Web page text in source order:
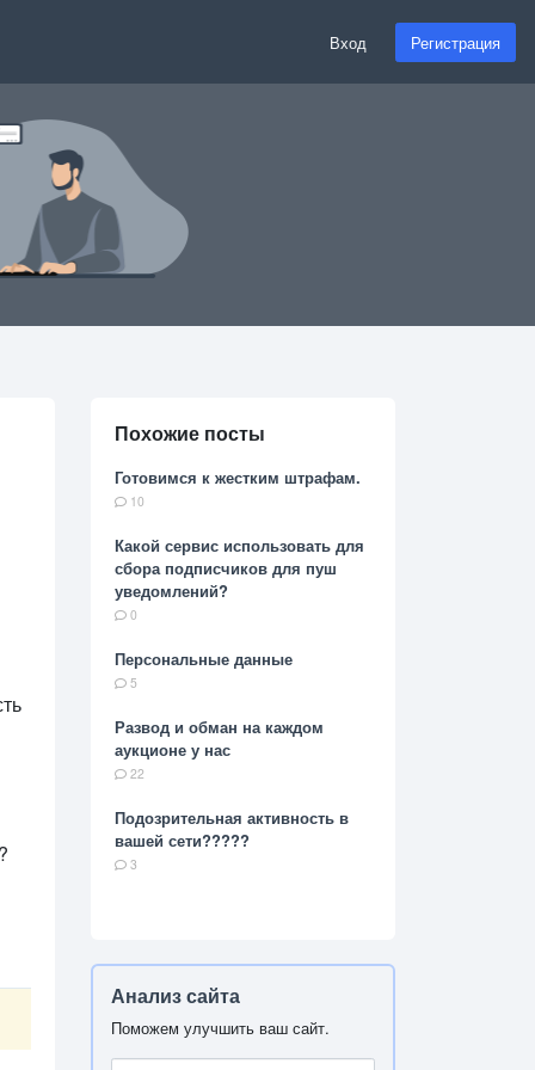
Вход Регистрация
Похожие посты
Готовимся к жестким штрафам.
10
Какой сервис использовать для
сбора подписчиков для пуш
уведомлений?
0
Персональные данные
5
Развод и обман на каждом
аукционе у нас
22
Подозрительная активность в
вашей сети?????
3
Анализ сайта
Поможем улучшить ваш сайт.